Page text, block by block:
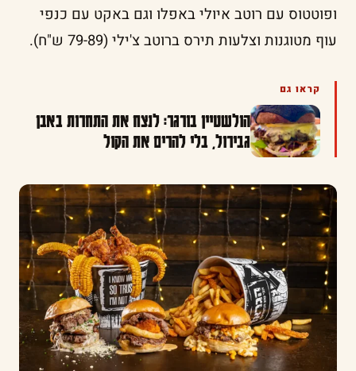
ופוטטוס עם רוטב איולי באפלו וגם באקט עם כנפי
עוף מטוגנות וצלעות תירס ברוטב צ'ילי (79-89 ש"ח).
קראו גם
הולשטיין בורגר: לנצח את התחרות באבן
גבירול, בלי להרים את הקול